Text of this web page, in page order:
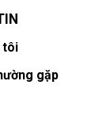
tôi
gặp